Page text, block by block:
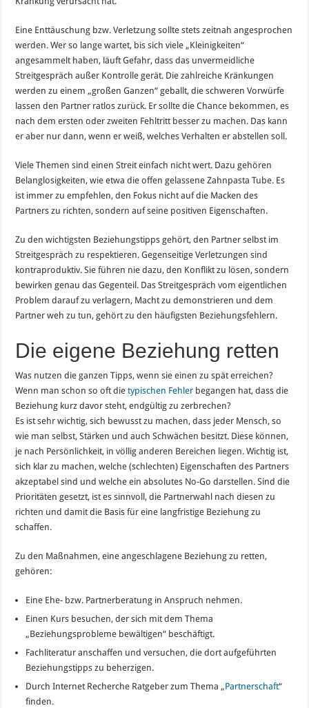
Eine Enttäuschung bzw. Verletzung sollte stets zeitnah angesprochen
werden. Wer so lange wartet, bis sich viele „Kleinigkeiten“
angesammelt haben, läuft Gefahr, dass das unvermeidliche
Streitgespräch außer Kontrolle gerät. Die zahlreiche Kränkungen
werden zu einem „großen Ganzen“ geballt, die schweren Vorwürfe
lassen den Partner ratlos zurück. Er sollte die Chance bekommen, es
nach dem ersten oder zweiten Fehltritt besser zu machen. Das kann
er aber nur dann, wenn er weiß, welches Verhalten er abstellen soll.
Viele Themen sind einen Streit einfach nicht wert. Dazu gehören
Belanglosigkeiten, wie etwa die offen gelassene Zahnpasta Tube. Es
ist immer zu empfehlen, den Fokus nicht auf die Macken des
Partners zu richten, sondern auf seine positiven Eigenschaften.
Zu den wichtigsten Beziehungstipps gehört, den Partner selbst im
Streitgespräch zu respektieren. Gegenseitige Verletzungen sind
kontraproduktiv. Sie führen nie dazu, den Konflikt zu lösen, sondern
bewirken genau das Gegenteil. Das Streitgespräch vom eigentlichen
Problem darauf zu verlagern, Macht zu demonstrieren und dem
Partner weh zu tun, gehört zu den häufigsten Beziehungsfehlern.
Die eigene Beziehung retten
Was nutzen die ganzen Tipps, wenn sie einen zu spät erreichen?
Wenn man schon so oft dietypischen Fehler begangen hat, dass die
Beziehung kurz davor steht, endgültig zu zerbrechen?
Es ist sehr wichtig, sich bewusst zu machen, dass jeder Mensch, so
wie man selbst, Stärken und auch Schwächen besitzt. Diese können,
je nach Persönlichkeit, in völlig anderen Bereichen liegen. Wichtig ist,
sich klar zu machen, welche (schlechten) Eigenschaften des Partners
akzeptabel sind und welche ein absolutes No-Go darstellen. Sind die
Prioritäten gesetzt, ist es sinnvoll, die Partnerwahl nach diesen zu
richten und damit die Basis für eine langfristige Beziehung zu
schaffen.
Zu den Maßnahmen, eine angeschlagene Beziehung zu retten,
gehören:
Eine Ehe- bzw. Partnerberatung in Anspruch nehmen.
Einen Kurs besuchen, der sich mit dem Thema
„Beziehungsprobleme bewältigen“ beschäftigt.
Fachliteratur anschaffen und versuchen, die dort aufgeführten
Beziehungstipps zu beherzigen.
Durch Internet Recherche Ratgeber zum Thema „Partnerschaft“
finden.